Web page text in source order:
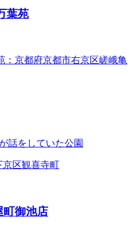
葉苑
：京都府京都市右京区嵯峨亀
話をしていた公園
京区観喜寺町
町御池店